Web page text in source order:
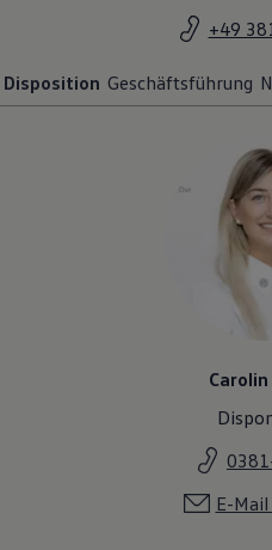
+49
Disposition Geschäftsführung
E-